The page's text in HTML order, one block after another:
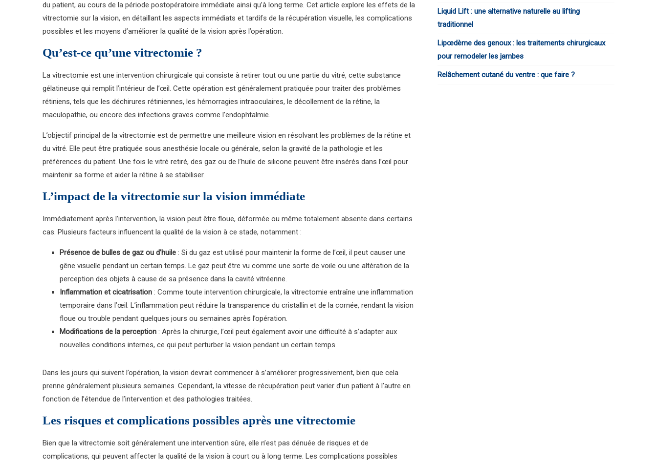
du patient, au cours de la période postopératoire immédiate ainsi qu’à long terme. Cet article explore les effets de la
vitrectomie sur la vision, en détaillant les aspects immédiats et tardifs de la récupération visuelle, les complications
possibles et les moyens d’améliorer la qualité de la vision après l’opération.
Qu’est-ce qu’une vitrectomie ?
La vitrectomie est une intervention chirurgicale qui consiste à retirer tout ou une partie du vitré, cette substance
gélatineuse qui remplit l’intérieur de l’œil. Cette opération est généralement pratiquée pour traiter des problèmes
rétiniens, tels que les déchirures rétiniennes, les hémorragies intraoculaires, le décollement de la rétine, la
maculopathie, ou encore des infections graves comme l’endophtalmie.
L’objectif principal de la vitrectomie est de permettre une meilleure vision en résolvant les problèmes de la rétine et
du vitré. Elle peut être pratiquée sous anesthésie locale ou générale, selon la gravité de la pathologie et les
préférences du patient. Une fois le vitré retiré, des gaz ou de l’huile de silicone peuvent être insérés dans l’œil pour
maintenir sa forme et aider la rétine à se stabiliser.
L’impact de la vitrectomie sur la vision immédiate
Immédiatement après l’intervention, la vision peut être floue, déformée ou même totalement absente dans certains
cas. Plusieurs facteurs influencent la qualité de la vision à ce stade, notamment :
Présence de bulles de gaz ou d’huile : Si du gaz est utilisé pour maintenir la forme de l’œil, il peut causer une
gêne visuelle pendant un certain temps. Le gaz peut être vu comme une sorte de voile ou une altération de la
perception des objets à cause de sa présence dans la cavité vitréenne.
Inflammation et cicatrisation : Comme toute intervention chirurgicale, la vitrectomie entraîne une inflammation
temporaire dans l’œil. L’inflammation peut réduire la transparence du cristallin et de la cornée, rendant la vision
floue ou trouble pendant quelques jours ou semaines après l’opération.
Modifications de la perception : Après la chirurgie, l’œil peut également avoir une difficulté à s’adapter aux
nouvelles conditions internes, ce qui peut perturber la vision pendant un certain temps.
Dans les jours qui suivent l’opération, la vision devrait commencer à s’améliorer progressivement, bien que cela
prenne généralement plusieurs semaines. Cependant, la vitesse de récupération peut varier d’un patient à l’autre en
fonction de l’étendue de l’intervention et des pathologies traitées.
Les risques et complications possibles après une vitrectomie
Bien que la vitrectomie soit généralement une intervention sûre, elle n’est pas dénuée de risques et de
complications, qui peuvent affecter la qualité de la vision à court ou à long terme. Les complications possibles
Liquid Lift : une alternative naturelle au lifting
traditionnel
Lipœdème des genoux : les traitements chirurgicaux
pour remodeler les jambes
Relâchement cutané du ventre : que faire ?